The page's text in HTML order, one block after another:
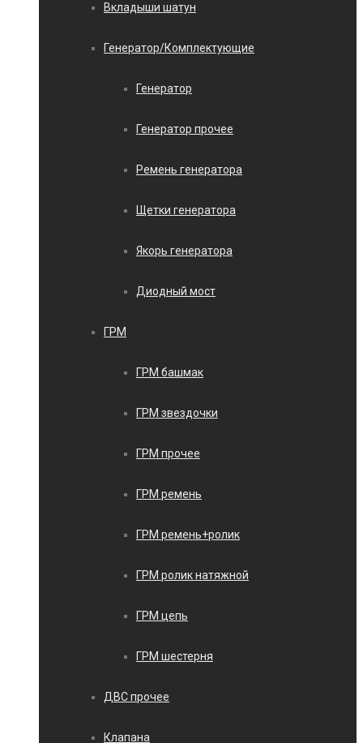
Вкладыши шатун
Генератор/Комплектующие
Генератор
Генератор прочее
Ремень генератора
Щетки генератора
Якорь генератора
Диодный мост
ГРМ
ГРМ башмак
ГРМ звездочки
ГРМ прочее
ГРМ ремень
ГРМ ремень+ролик
ГРМ ролик натяжной
ГРМ цепь
ГРМ шестерня
ДВС прочее
Клапана